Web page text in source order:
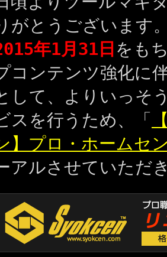
がとうございます
年1月31日 をも
コンテンツ強化に
して、よりいっそ
スを行うため、「
】プロ・ホームセ
アルさせていただ